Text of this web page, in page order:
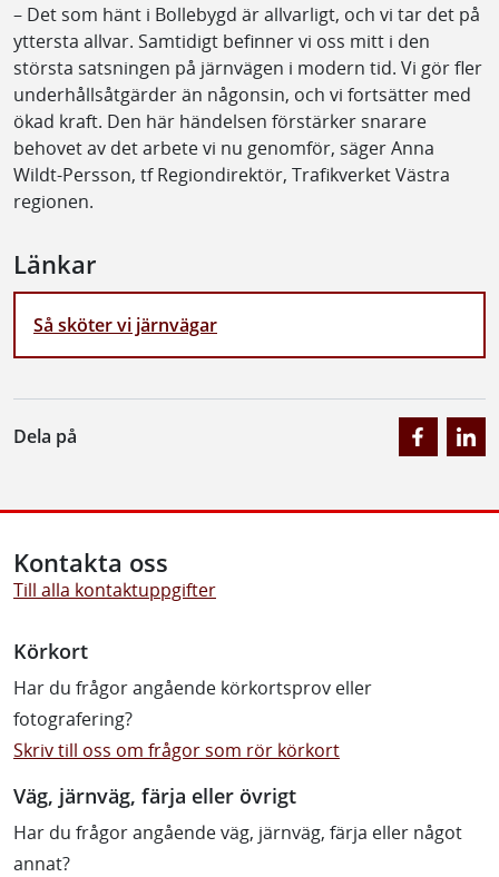
– Det som hänt i Bollebygd är allvarligt, och vi tar det på
yttersta allvar. Samtidigt befinner vi oss mitt i den
största satsningen på järnvägen i modern tid. Vi gör fler
underhållsåtgärder än någonsin, och vi fortsätter med
ökad kraft. Den här händelsen förstärker snarare
behovet av det arbete vi nu genomför, säger Anna
Wildt-Persson, tf Regiondirektör, Trafikverket Västra
regionen.
Länkar
Så sköter vi järnvägar
Dela på
Kontakta oss
Till alla kontaktuppgifter
Körkort
Har du frågor angående körkortsprov eller
fotografering?
Skriv till oss om frågor som rör körkort
Väg, järnväg, färja eller övrigt
Har du frågor angående väg, järnväg, färja eller något
annat?